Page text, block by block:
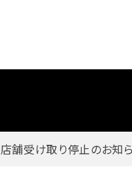
店舗受け取り停止のお知